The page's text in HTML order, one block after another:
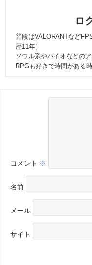
ロ
普段はVALORANTなど
歴11年）
ソウル系やバイオなどの
RPGも好きで時間がある
コメント ※
名前
メール
サイト